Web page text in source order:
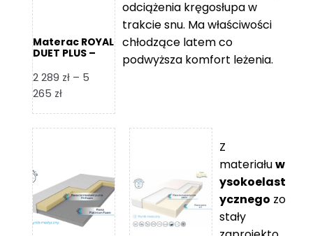
Materac ROYAL
DUET PLUS –
2 289 zł – 5
265 złZakres
od
do
5
265 zł
odciążenia kręgosłupa w
trakcie snu. Ma właściwości
chłodzące latem co
podwyższa komfort leżenia.
Z
materiałuw
ysokoelast
ycznego zo
stały